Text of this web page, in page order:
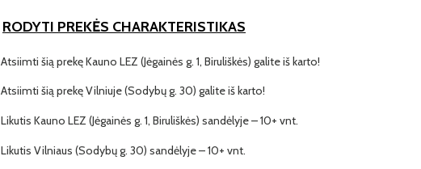
RODYTI PREKĖS CHARAKTERISTIKAS
Atsiimti šią prekę Kauno LEZ (Jėgainės g. 1, Biruliškės) galite iš karto!
Atsiimti šią prekę Vilniuje (Sodybų g. 30) galite iš karto!
Likutis Kauno LEZ (Jėgainės g. 1, Biruliškės) sandėlyje – 10+ vnt.
Likutis Vilniaus (Sodybų g. 30) sandėlyje – 10+ vnt.